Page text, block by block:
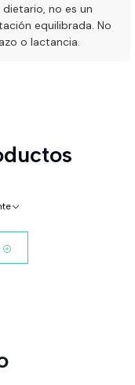
no es un
equilibrada. No
o lactancia.